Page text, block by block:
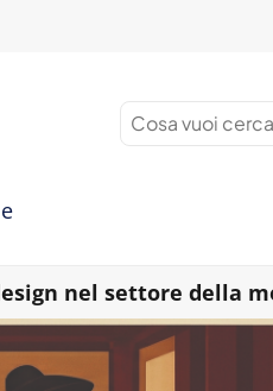
nel settore della